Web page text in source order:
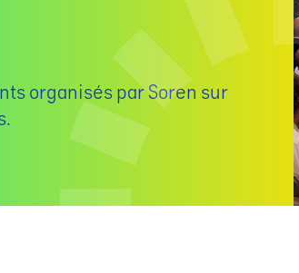
organisés par Soren sur